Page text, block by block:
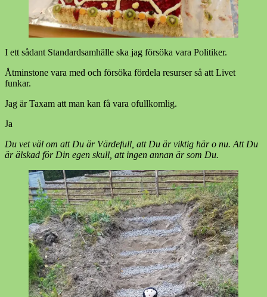
I ett sådant Standardsamhälle ska jag försöka vara Politiker.
Åtminstone vara med och försöka fördela resurser så att Livet
funkar.
Jag är Taxam att man kan få vara ofullkomlig.
Ja
Du vet väl om att Du är Värdefull, att Du är viktig här o nu. Att Du
är älskad för Din egen skull, att ingen annan är som Du.